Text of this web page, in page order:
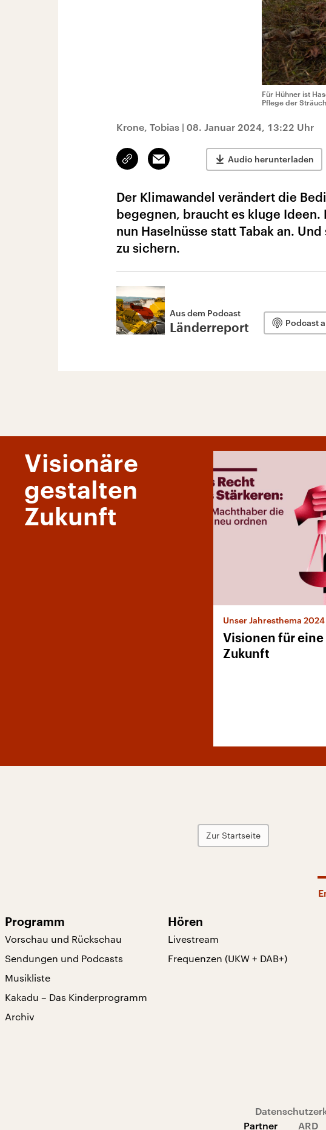
Für Hühner ist
Pflege der
Krone, Tobias | 08. Januar 2024, 13:22 Uhr
Link
kopieren/teilen
Email Audio herunterladen
Der Klimawandel verändert die
begegnen, braucht es kluge Ideen.
nun Haselnüsse statt Tabak an.
zu sichern.
Aus dem Podcast
Länderreport Podcast
Visionäre
gestalten
Zukunft
Unser Jahresthema 2024
Visionen für eine
Zukunft
Zur Startseite
Programm
Vorschau und Rückschau
Sendungen und Podcasts
Musikliste
Kakadu – Das Kinderprogramm
Archiv
Hören
Livestream
Frequenzen (UKW + DAB+)
Partner
ARD